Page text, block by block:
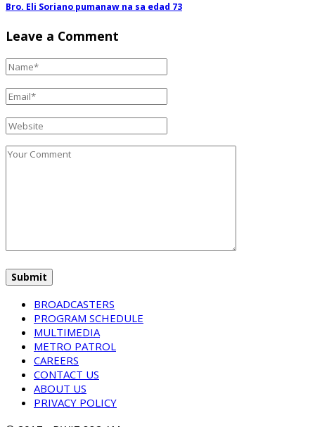
Bro. Eli Soriano pumanaw na sa edad 73
Leave a Comment
BROADCASTERS
PROGRAM SCHEDULE
MULTIMEDIA
METRO PATROL
CAREERS
CONTACT US
ABOUT US
PRIVACY POLICY